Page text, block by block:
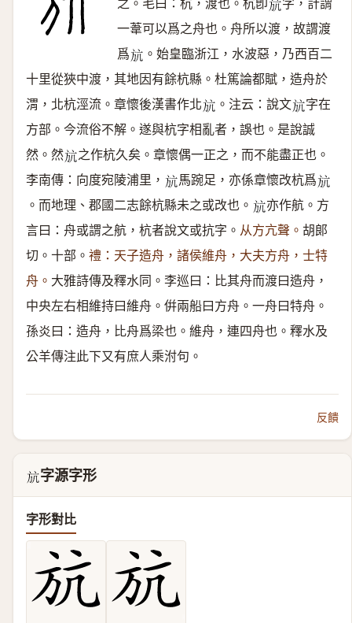
𣃚
一葦可以爲之舟也。舟所以渡，故謂渡
爲𣃚 。始皇臨浙江，水波惡，乃西百二
十里從狹中渡，其地因有餘杭縣。杜篤論都賦，造舟於
渭，北杭涇流。章懷後漢書作北𣃚 。注云：說文𣃚字在
方部。今流俗不解。遂與杭字相亂者，誤也。是說誠
然。然𣃚之作杭久矣。章懷偶一正之，而不能盡正也。
李南傳：向度宛陵浦里， 𣃚馬踠足，亦係章懷改杭爲𣃚
。而地理、郡國二志餘杭縣未之或改也。 𣃚亦作航。方
言曰：舟或謂之航，杭者說文或抗字。 从方亢聲。 胡郞
切。十部。 禮：天子造舟，諸侯維舟，大夫方舟，士特
舟。 大雅詩傳及釋水同。李巡曰：比其舟而渡曰造舟，
中央左右相維持曰維舟。倂兩船曰方舟。一舟曰特舟。
孫炎曰：造舟，比舟爲梁也。維舟，連四舟也。釋水及
公羊傳注此下又有庶人乘泭句。
反饋
𣃚字源字形
字形對比